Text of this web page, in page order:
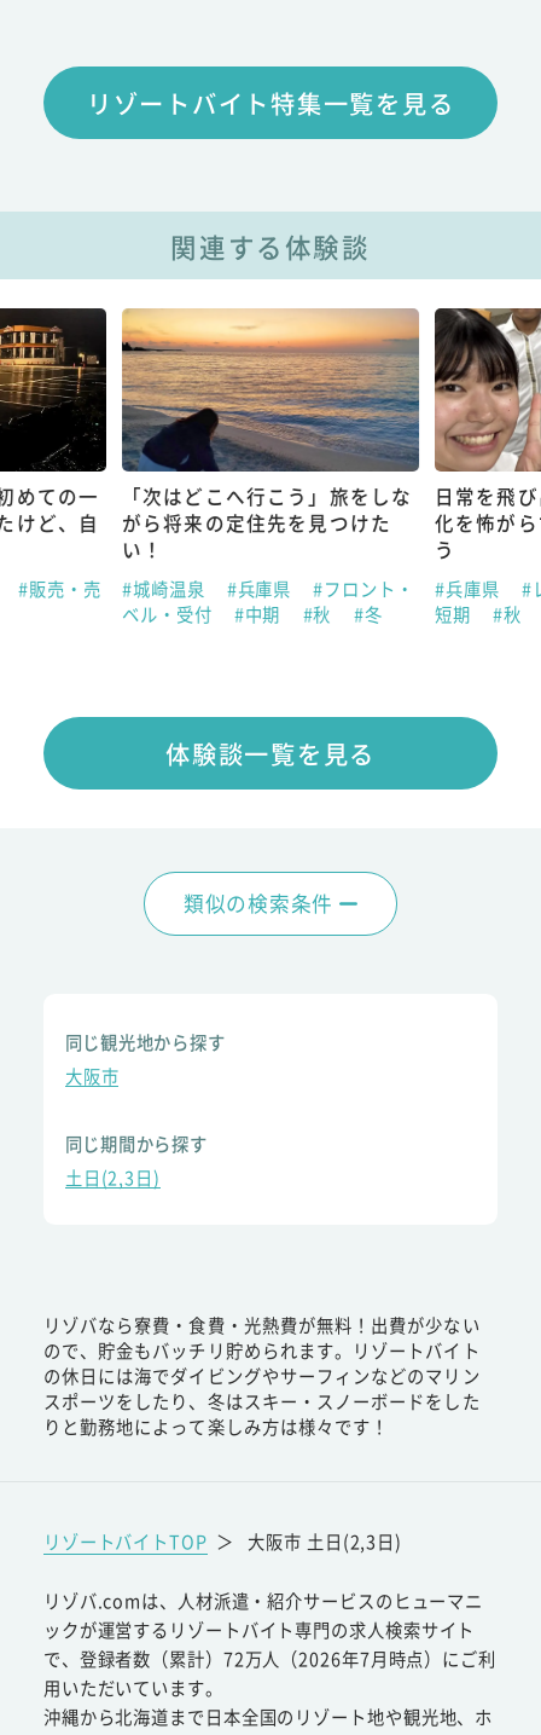
リゾートバイト特集一覧を見る
関連する体験談
めての一
けど、自
#販売・売
「次はどこへ行こう」旅をしな
がら将来の定住先を見つけた
い！
#城崎温泉 #兵庫県
#フロント・
ベル・受付
#中期 #秋 #冬
日常を飛
化を怖が
う
#兵庫県
#
短期
#秋
体験談一覧を見る
類似の検索条件
同じ観光地から探す
大阪市
同じ期間から探す
土日(2,3日)
リゾバなら寮費・食費・光熱費が無料！出費が少ない
ので、貯金もバッチリ貯められます。リゾートバイト
の休日には海でダイビングやサーフィンなどのマリン
スポーツをしたり、冬はスキー・スノーボードをした
りと勤務地によって楽しみ方は様々です！
リゾートバイトTOP ＞ 大阪市 土日(2,3日)
リゾバ.comは、人材派遣・紹介サービスのヒューマニ
ックが運営するリゾートバイト専門の求人検索サイト
で、登録者数（累計）72万人（2026年7月時点）にご利
用いただいています。
沖縄から北海道まで日本全国のリゾート地や観光地、ホ